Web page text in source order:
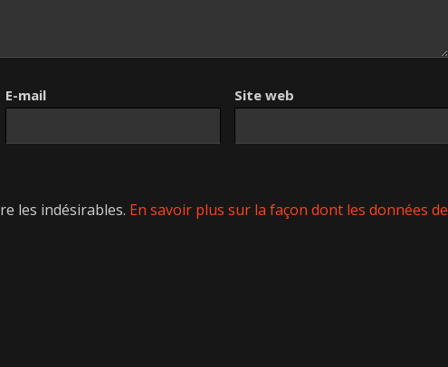
E-mail Site web
les indésirables. En savoir plus sur la façon dont les données de